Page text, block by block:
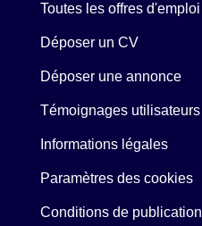
Toutes les offres d'emploi
Déposer un CV
Déposer une annonce
Témoignages utilisateurs
Informations légales
Paramètres des cookies
Conditions de publication